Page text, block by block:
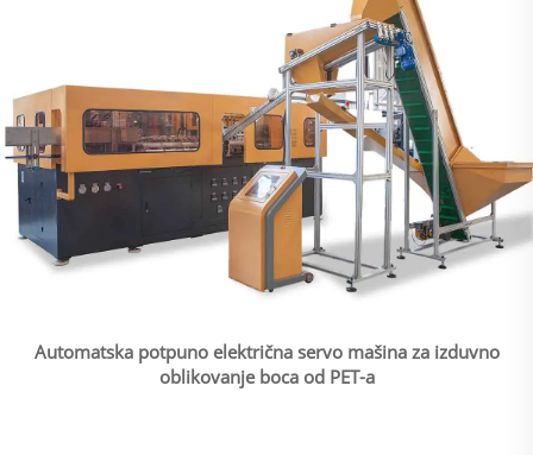
Automatska potpuno električna servo mašina za izduvno
oblikovanje boca od PET-a